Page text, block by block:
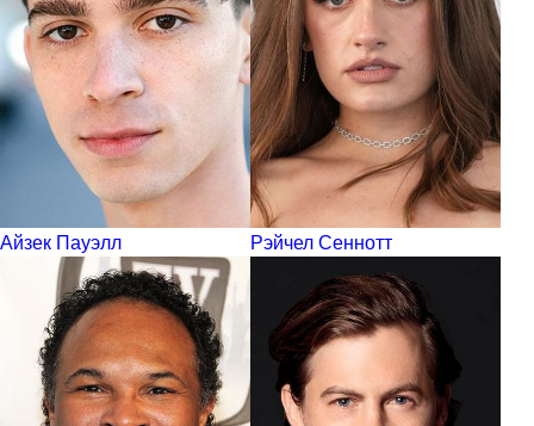
Айзек Пауэлл Рэйчел Сеннотт